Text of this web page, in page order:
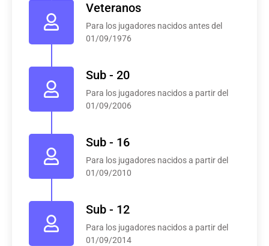
Veteranos
Para los jugadores nacidos antes del
01/09/1976
Sub - 20
Para los jugadores nacidos a partir del
01/09/2006
Sub - 16
Para los jugadores nacidos a partir del
01/09/2010
Sub - 12
Para los jugadores nacidos a partir del
01/09/2014